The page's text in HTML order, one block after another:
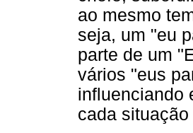
ao mesmo
seja, um "eu
parte de um
vários "eus
influenciando
cada